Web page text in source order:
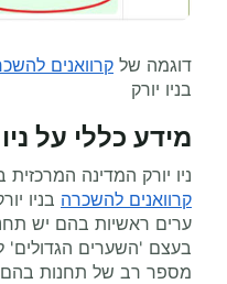
דוגמה של קרוואנים
בניו יורק
מידע כללי על ניו
ניו יורק המדינה
קרוואנים להשכרה בניו
ערים ראשיות בהם יש
בעצם 'השערים הגדולים'
מספר רב של תחנות בהם